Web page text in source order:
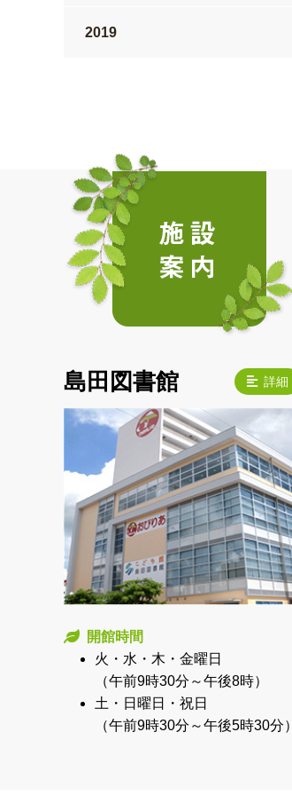
2019
詳細
島田図書館
開館時間
火・水・木・金曜日
（午前9時30分～午後8時）
土・日曜日・祝日
（午前9時30分～午後5時30分）